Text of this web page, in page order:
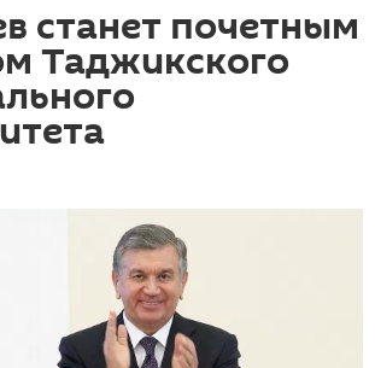
станет почетным
Таджикского